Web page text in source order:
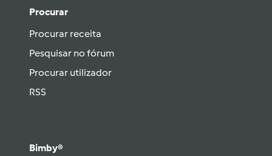
Procurar
Procurar receita
Pesquisar no fórum
Procurar utilizador
RSS
Bimby®